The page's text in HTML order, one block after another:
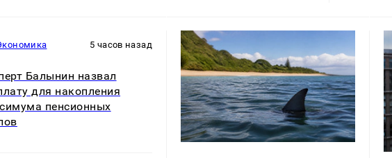
5 часов назад
Балынин назвал
для накопления
пенсионных